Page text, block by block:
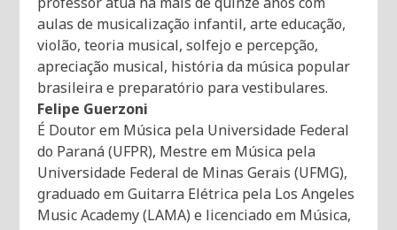
aulas de musicalização infantil, arte educação,
violão, teoria musical, solfejo e percepção,
apreciação musical, história da música popular
brasileira e preparatório para vestibulares.
Felipe Guerzoni
É Doutor em Música pela Universidade Federal
do Paraná (UFPR), Mestre em Música pela
Universidade Federal de Minas Gerais (UFMG),
graduado em Guitarra Elétrica pela Los Angeles
Music Academy (LAMA) e licenciado em Música,